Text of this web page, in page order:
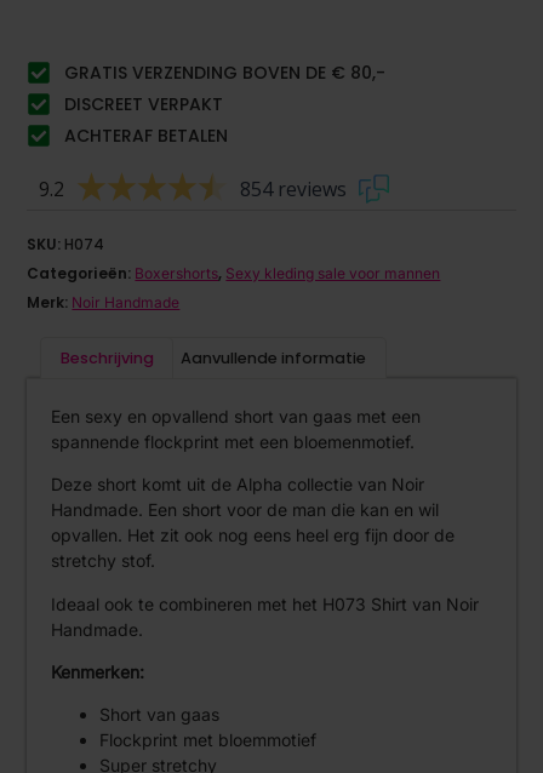
GRATIS VERZENDING BOVEN DE € 80,-
DISCREET VERPAKT
ACHTERAF BETALEN
9.2 854 reviews
SKU: H074
Categorieën: Boxershorts, Sexy kleding sale voor mannen
Merk: Noir Handmade
Beschrijving Aanvullende informatie
Een sexy en opvallend short van gaas met een
spannende flockprint met een bloemenmotief.
Deze short komt uit de Alpha collectie van Noir
Handmade. Een short voor de man die kan en wil
opvallen. Het zit ook nog eens heel erg fijn door de
stretchy stof.
Ideaal ook te combineren met het H073 Shirt van Noir
Handmade.
Kenmerken:
Short van gaas
Flockprint met bloemmotief
Super stretchy